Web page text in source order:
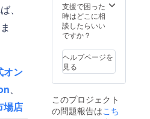
、
オン
、
場店
支援で困った
時はどこに相
談したらいい
ですか？
ヘルプページを
見る
このプロジェクト
の問題報告はこち